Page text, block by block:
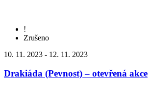
!
Zrušeno
10. 11. 2023 - 12. 11. 2023
Drakiáda (Pevnost) – otevřená akce